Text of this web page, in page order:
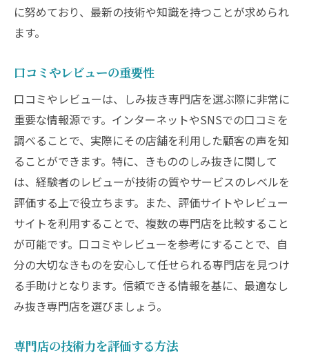
に努めており、最新の技術や知識を持つことが求められ
ます。
口コミやレビューの重要性
口コミやレビューは、しみ抜き専門店を選ぶ際に非常に
重要な情報源です。インターネットやSNSでの口コミを
調べることで、実際にその店舗を利用した顧客の声を知
ることができます。特に、きもののしみ抜きに関して
は、経験者のレビューが技術の質やサービスのレベルを
評価する上で役立ちます。また、評価サイトやレビュー
サイトを利用することで、複数の専門店を比較すること
が可能です。口コミやレビューを参考にすることで、自
分の大切なきものを安心して任せられる専門店を見つけ
る手助けとなります。信頼できる情報を基に、最適なし
み抜き専門店を選びましょう。
専門店の技術力を評価する方法